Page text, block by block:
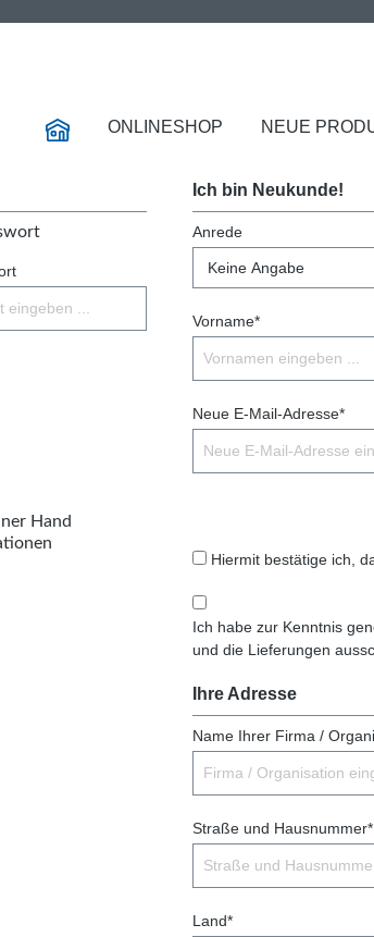
ONLINESHOP NEUE
Hand
Ich bin Neukunde!
Anrede
Vorname*
Neue E-Mail-Adresse*
Hiermit bestätige ich,
Ich habe zur Kenntnis
und die Lieferungen
Ihre Adresse
Name Ihrer Firma /
Straße und Hausnummer*
Land*